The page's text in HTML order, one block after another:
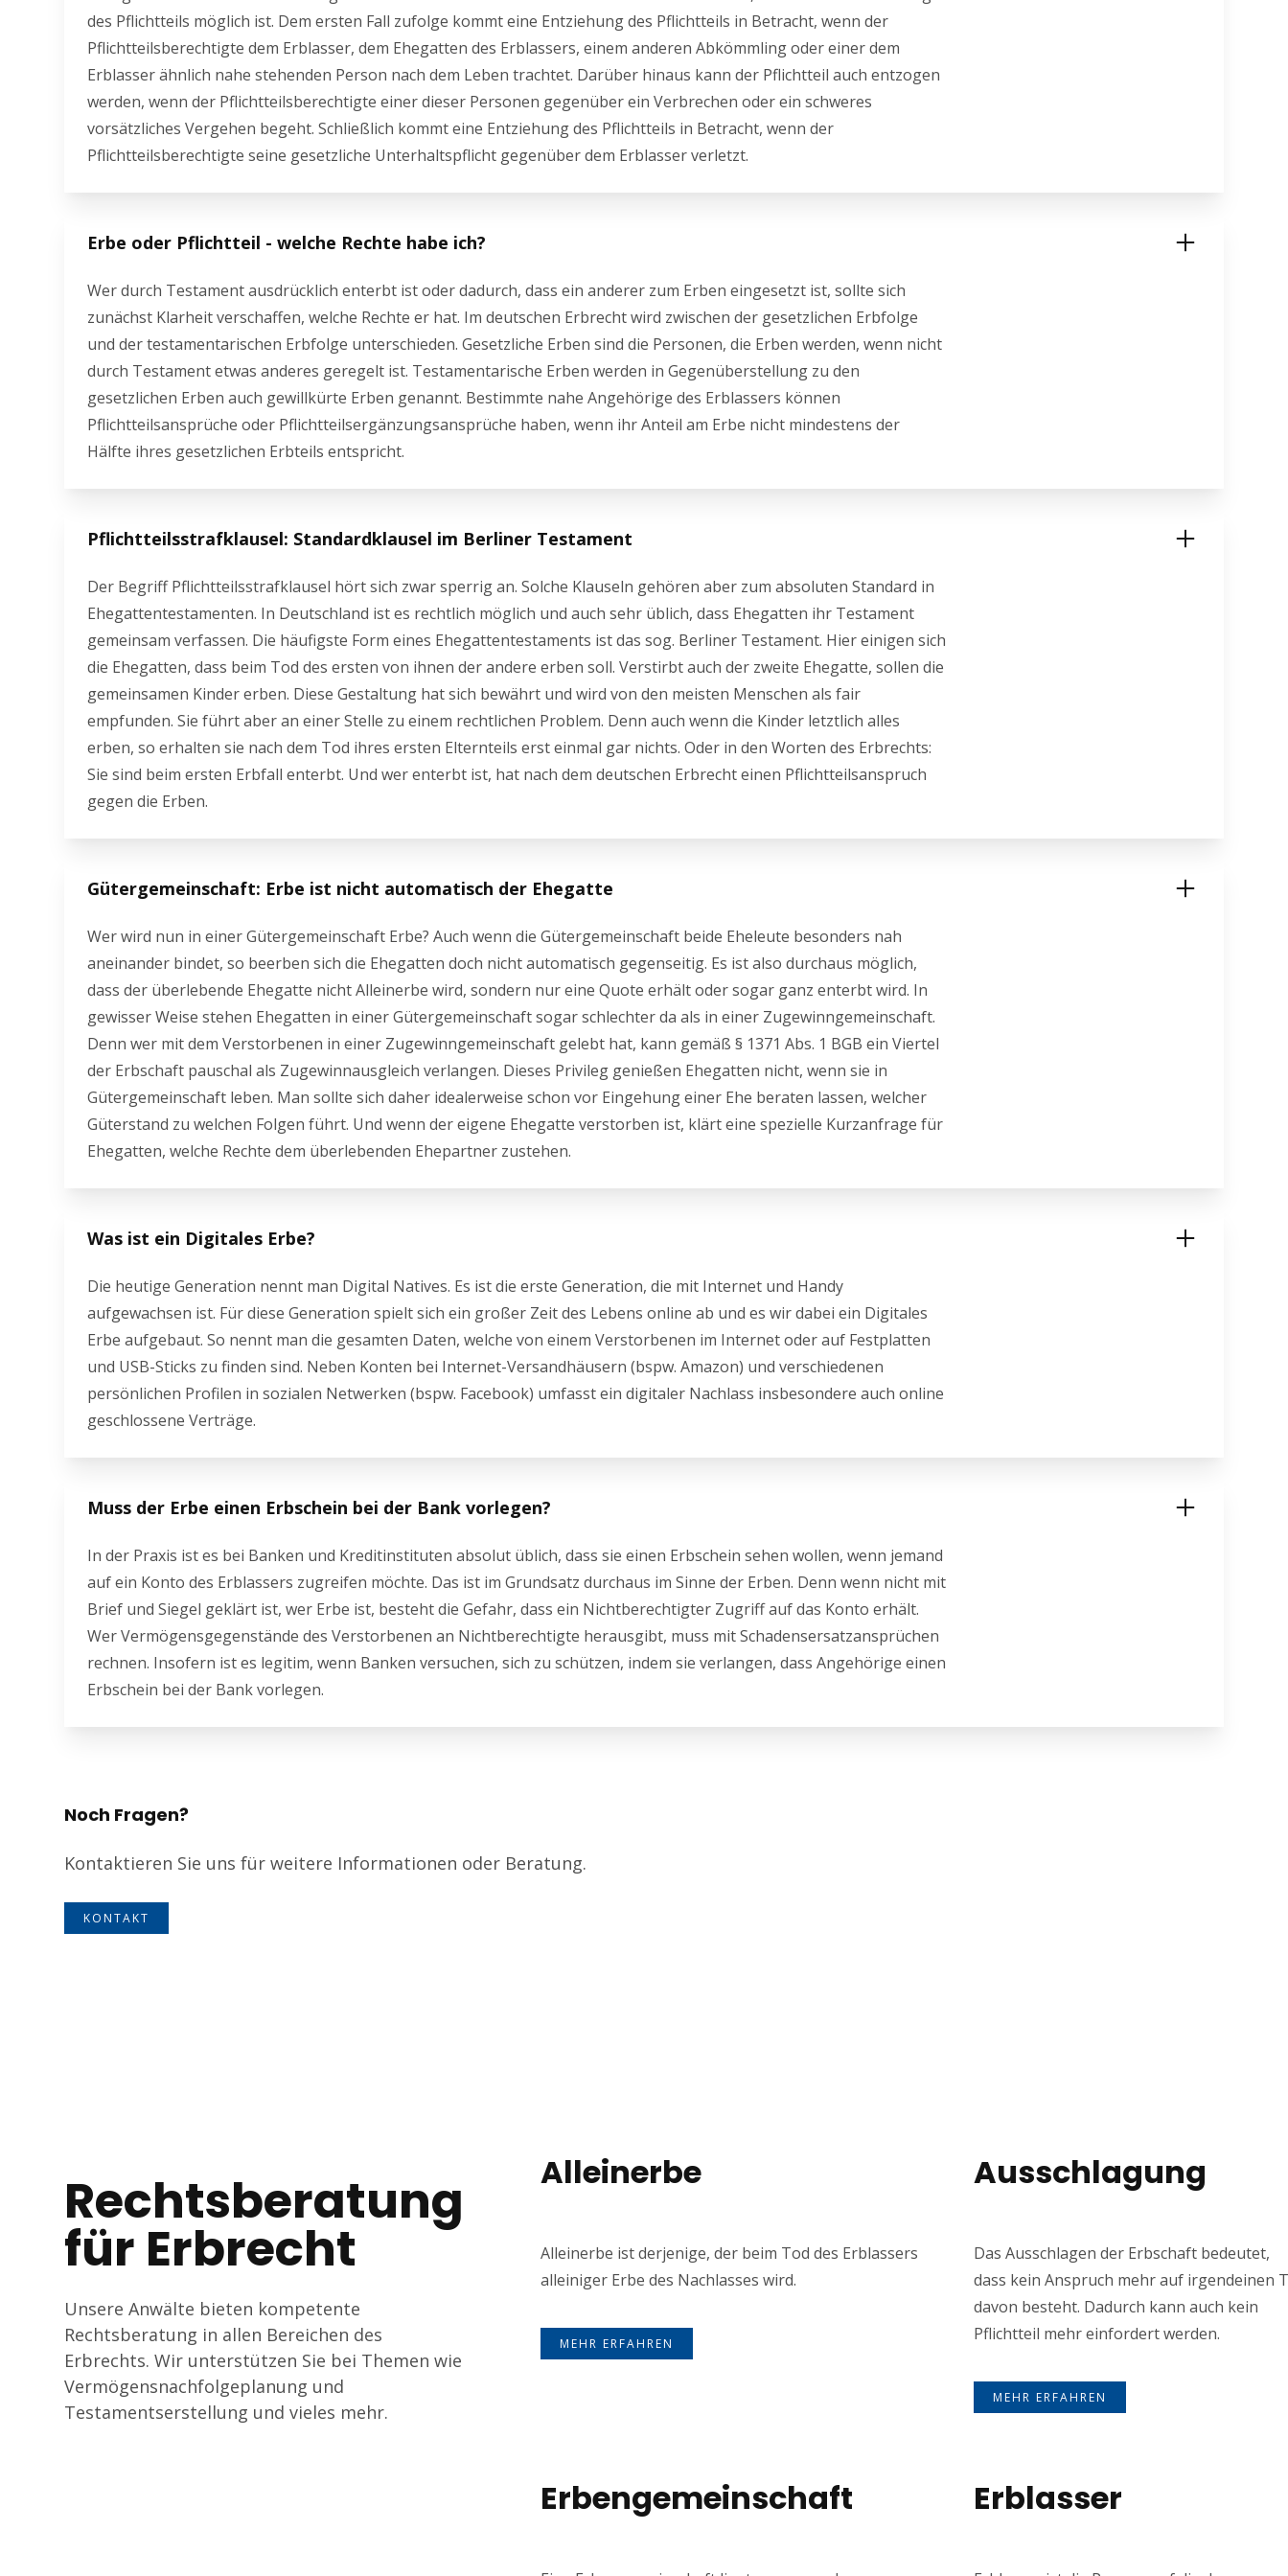
des Pflichtteils möglich ist. Dem ersten Fall zufolge kommt eine Entziehung des Pflichtteils in Betracht, wenn der
Pflichtteilsberechtigte dem Erblasser, dem Ehegatten des Erblassers, einem anderen Abkömmling oder einer dem
Erblasser ähnlich nahe stehenden Person nach dem Leben trachtet. Darüber hinaus kann der Pflichtteil auch entzogen
werden, wenn der Pflichtteilsberechtigte einer dieser Personen gegenüber ein Verbrechen oder ein schweres
vorsätzliches Vergehen begeht. Schließlich kommt eine Entziehung des Pflichtteils in Betracht, wenn der
Pflichtteilsberechtigte seine gesetzliche Unterhaltspflicht gegenüber dem Erblasser verletzt.
Erbe oder Pflichtteil - welche Rechte habe ich?
Wer durch Testament ausdrücklich enterbt ist oder dadurch, dass ein anderer zum Erben eingesetzt ist, sollte sich
zunächst Klarheit verschaffen, welche Rechte er hat. Im deutschen Erbrecht wird zwischen der gesetzlichen Erbfolge
und der testamentarischen Erbfolge unterschieden. Gesetzliche Erben sind die Personen, die Erben werden, wenn nicht
durch Testament etwas anderes geregelt ist. Testamentarische Erben werden in Gegenüberstellung zu den
gesetzlichen Erben auch gewillkürte Erben genannt. Bestimmte nahe Angehörige des Erblassers können
Pflichtteilsansprüche oder Pflichtteilsergänzungsansprüche haben, wenn ihr Anteil am Erbe nicht mindestens der
Hälfte ihres gesetzlichen Erbteils entspricht.
Pflichtteilsstrafklausel: Standardklausel im Berliner Testament
Der Begriff Pflichtteilsstrafklausel hört sich zwar sperrig an. Solche Klauseln gehören aber zum absoluten Standard in
Ehegattentestamenten. In Deutschland ist es rechtlich möglich und auch sehr üblich, dass Ehegatten ihr Testament
gemeinsam verfassen. Die häufigste Form eines Ehegattentestaments ist das sog. Berliner Testament. Hier einigen sich
die Ehegatten, dass beim Tod des ersten von ihnen der andere erben soll. Verstirbt auch der zweite Ehegatte, sollen die
gemeinsamen Kinder erben. Diese Gestaltung hat sich bewährt und wird von den meisten Menschen als fair
empfunden. Sie führt aber an einer Stelle zu einem rechtlichen Problem. Denn auch wenn die Kinder letztlich alles
erben, so erhalten sie nach dem Tod ihres ersten Elternteils erst einmal gar nichts. Oder in den Worten des Erbrechts:
Sie sind beim ersten Erbfall enterbt. Und wer enterbt ist, hat nach dem deutschen Erbrecht einen Pflichtteilsanspruch
gegen die Erben.
Gütergemeinschaft: Erbe ist nicht automatisch der Ehegatte
Wer wird nun in einer Gütergemeinschaft Erbe? Auch wenn die Gütergemeinschaft beide Eheleute besonders nah
aneinander bindet, so beerben sich die Ehegatten doch nicht automatisch gegenseitig. Es ist also durchaus möglich,
dass der überlebende Ehegatte nicht Alleinerbe wird, sondern nur eine Quote erhält oder sogar ganz enterbt wird. In
gewisser Weise stehen Ehegatten in einer Gütergemeinschaft sogar schlechter da als in einer Zugewinngemeinschaft.
Denn wer mit dem Verstorbenen in einer Zugewinngemeinschaft gelebt hat, kann gemäß § 1371 Abs. 1 BGB ein Viertel
der Erbschaft pauschal als Zugewinnausgleich verlangen. Dieses Privileg genießen Ehegatten nicht, wenn sie in
Gütergemeinschaft leben. Man sollte sich daher idealerweise schon vor Eingehung einer Ehe beraten lassen, welcher
Güterstand zu welchen Folgen führt. Und wenn der eigene Ehegatte verstorben ist, klärt eine spezielle Kurzanfrage für
Ehegatten, welche Rechte dem überlebenden Ehepartner zustehen.
Was ist ein Digitales Erbe?
Die heutige Generation nennt man Digital Natives. Es ist die erste Generation, die mit Internet und Handy
aufgewachsen ist. Für diese Generation spielt sich ein großer Zeit des Lebens online ab und es wir dabei ein Digitales
Erbe aufgebaut. So nennt man die gesamten Daten, welche von einem Verstorbenen im Internet oder auf Festplatten
und USB-Sticks zu finden sind. Neben Konten bei Internet-Versandhäusern (bspw. Amazon) und verschiedenen
persönlichen Profilen in sozialen Netwerken (bspw. Facebook) umfasst ein digitaler Nachlass insbesondere auch online
geschlossene Verträge.
Muss der Erbe einen Erbschein bei der Bank vorlegen?
In der Praxis ist es bei Banken und Kreditinstituten absolut üblich, dass sie einen Erbschein sehen wollen, wenn jemand
auf ein Konto des Erblassers zugreifen möchte. Das ist im Grundsatz durchaus im Sinne der Erben. Denn wenn nicht mit
Brief und Siegel geklärt ist, wer Erbe ist, besteht die Gefahr, dass ein Nichtberechtigter Zugriff auf das Konto erhält.
Wer Vermögensgegenstände des Verstorbenen an Nichtberechtigte herausgibt, muss mit Schadensersatzansprüchen
rechnen. Insofern ist es legitim, wenn Banken versuchen, sich zu schützen, indem sie verlangen, dass Angehörige einen
Erbschein bei der Bank vorlegen.
Noch Fragen?
Kontaktieren Sie uns für weitere Informationen oder Beratung.
KONTAKT
Rechtsberatung
für Erbrecht
Unsere Anwälte bieten kompetente
Rechtsberatung in allen Bereichen des
Erbrechts. Wir unterstützen Sie bei Themen wie
Vermögensnachfolgeplanung und
Testamentserstellung und vieles mehr.
Alleinerbe
Alleinerbe ist derjenige, der beim Tod des Erblassers
alleiniger Erbe des Nachlasses wird.
MEHR ERFAHREN
Ausschlagung
Das Ausschlagen der Erbschaft bedeutet,
dass kein Anspruch mehr auf irgendeinen
davon besteht. Dadurch kann auch kein
Pflichtteil mehr einfordert werden.
MEHR ERFAHREN
Erbengemeinschaft Erblasser